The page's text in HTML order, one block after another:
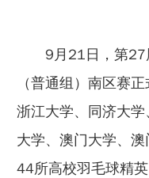
9月21日，第27
（普通组）南区赛
浙江大学、同济大
大学、澳门大学、
44所高校羽毛球精